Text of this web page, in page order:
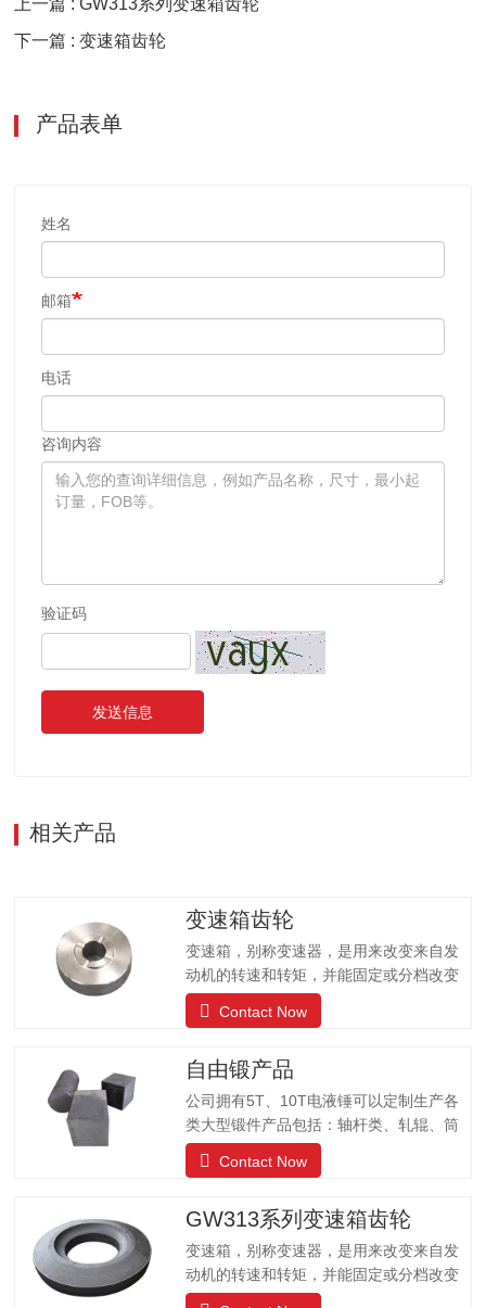
上一篇 : GW313系列变速箱齿轮
下一篇 : 变速箱齿轮
产品表单
姓名
邮箱
电话
咨询内容
验证码
发送信息
相关产品
变速箱齿轮
变速箱，别称变速器，是用来改变来自发
动机的转速和转矩，并能固定或分档改变
输出轴和输入轴传动比的汽车配件；可以
改变传动比，扩大驱动轮转矩和转速的作
产线、成品生产线可以为客户提供各种齿
轮的不同需求。
Contact Now
自由锻产品
公司拥有5T、10T电液锤可以定制生产各
类大型锻件产品包括：轴杆类、轧辊、筒
体类、阀体、车轮、齿轮、齿圈、环形、
方块、模块、锻圆、不锈钢等锻件产品；
械、造船、军工、汽车、模具等行业所广
泛使用。锻打80kg-15000kg的各种自由锻
锻件
Contact Now
GW313系列变速箱齿轮
变速箱，别称变速器，是用来改变来自发
动机的转速和转矩，并能固定或分档改变
输出轴和输入轴传动比的汽车配件；可以